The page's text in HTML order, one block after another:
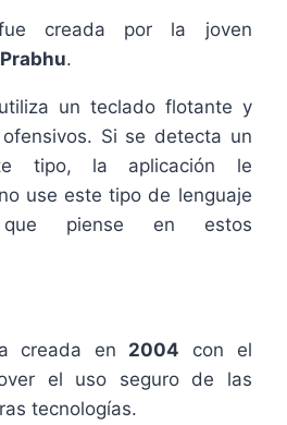
creada por la joven
.
un teclado flotante y
Si se detecta un
tipo, la aplicación le
use este tipo de lenguaje
piense en estos
creada en 2004 con el
el uso seguro de las
tecnologías.